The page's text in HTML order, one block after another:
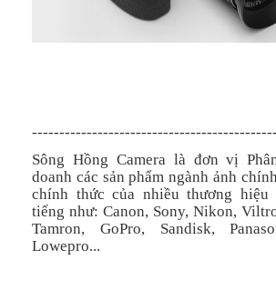
Sông Hồng Camera là đơn vị
doanh các sản phẩm ngành ảnh
chính thức của nhiều thương hiệu
tiếng như: Canon, Sony, Nikon,
Tamron, GoPro, Sandisk,
Lowepro...